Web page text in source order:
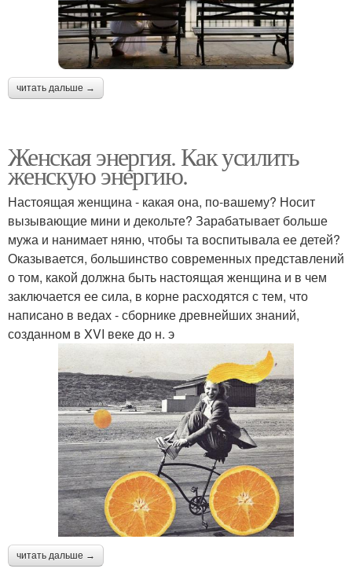
читать дальше →
Женская энергия. Как усилить
женскую энергию.
Настоящая женщина - какая она, по-вашему? Носит
вызывающие мини и декольте? Зарабатывает больше
мужа и нанимает няню, чтобы та воспитывала ее детей?
Оказывается, большинство современных представлений
о том, какой должна быть настоящая женщина и в чем
заключается ее сила, в корне расходятся с тем, что
написано в ведах - сборнике древнейших знаний,
созданном в XVI веке до н. э
читать дальше →